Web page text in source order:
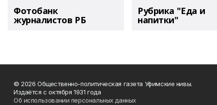
Фотобанк
журналистов РБ
Рубрика "Еда и
напитки"
© 2026 Общественно-политическая газета Уфимские нивы.
Издаётся с октября 1931 года
Об использовании персональных данных